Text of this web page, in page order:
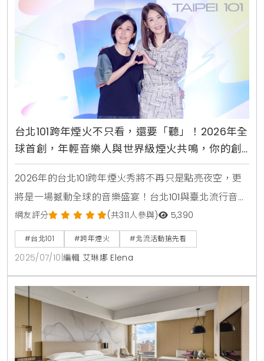
台北101跨年煙火不只看，還要「聽」！2026年全
球首創，年輕音樂人與世界級煙火共鳴，你的創
作將點亮國際舞台
2026年的台北101跨年煙火秀將不再只是點亮夜空，更
將是一場撼動全球的音樂盛宴！台北101與臺北流行音樂
中心（北流）強強聯手，共同啟動了《SPARK THE
MUSIC！跨年煙火音樂徵選計畫》，這項計畫將史無前
例地邀請30歲以下的年輕原創音樂人共襄盛舉。最令人
振奮的是，脫穎而出的得獎作品將會在2026年跨年
夜，伴隨著全球矚目的台北101煙火秀首度公開播放，這
不僅僅是一場音樂比賽，更是為台灣年輕創
網友評分 (共311人參與) 5,390
#台北101 #跨年煙火 #北流活動搶先看
2025/07/10 編輯 艾琳娜 Elena